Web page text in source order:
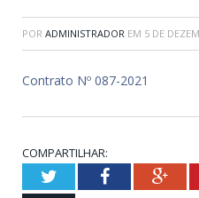
POR ADMINISTRADOR EM 5 DE
Contrato Nº 087-2021
COMPARTILHAR:
TwitterFacebook